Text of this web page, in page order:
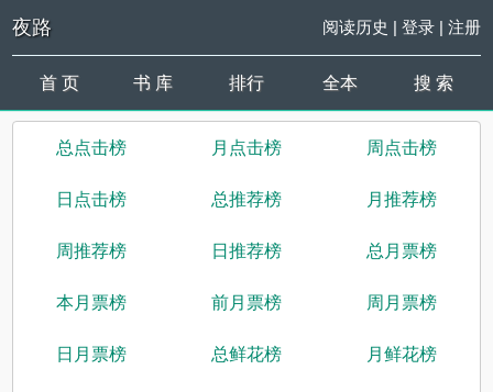
夜路 阅读历史 | 登录| 注册
首 页 书 库 排行 全本 搜 索
总点击榜 月点击榜 周点击榜
日点击榜 总推荐榜 月推荐榜
周推荐榜 日推荐榜 总月票榜
本月票榜 前月票榜 周月票榜
日月票榜 总鲜花榜 月鲜花榜